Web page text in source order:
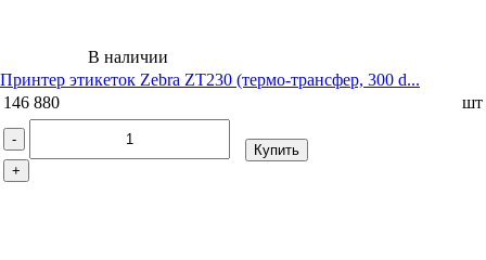
В наличии
Принтер этикеток Zebra ZT230 (термо-трансфер, 300 d...
146 880
шт
-
+
Купить